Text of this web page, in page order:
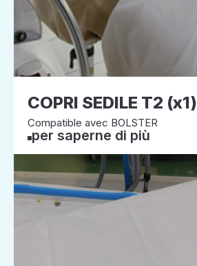
COPRI SEDILE T2 (x1)
Compatible avec BOLSTER
per saperne di più